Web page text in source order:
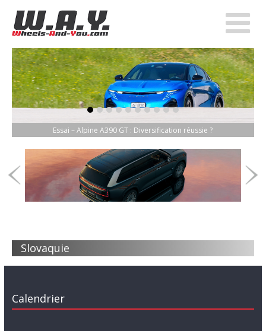
Essai – Alpine A390 GT : Diversification réussie ?
item-0
item-1
item-2
item-3
item-4
item-5
item-6
item-7
item-8
item-9
Slovaquie
Calendrier